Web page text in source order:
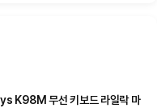
K98M 무선 키보드 라일락 마